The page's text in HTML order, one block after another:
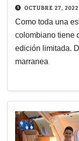
OCTUBRE 27, 2022
Como toda una
colombiano tiene
edición limitada.
marranea